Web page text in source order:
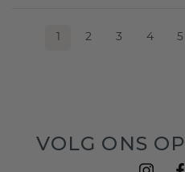
1 2 3 4 5
VOLG ONS